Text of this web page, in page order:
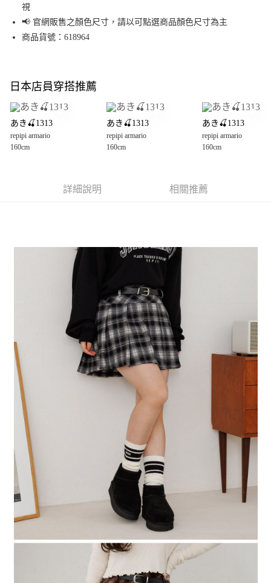
街口支付
悠遊付
全盈+PAY
大哥付你分期
【大哥付你分期使用說明】
1.本服務由台灣大哥大提供，台灣大哥大用戶可立即使用無須另外申請。
2.付款方式選擇「大哥付你分期」，訂單成立後會自動跳轉到大哥付的交易
3.實際核准額度、可分期數及費用金額請依後續交易確認頁面所載為準。
4.訂單成立30分鐘內，如未前往確認交易或遇審核未通過，訂單將自動取
醒簡訊。
2.透過簡訊連結打開帳單後，可選擇「超商條碼／台灣大直營門市／銀行轉
帳／街口支付／iPASS MONEY」等通路繳費。
1.本服務係由「台灣大哥大股份有限公司」（以下簡稱本公司）所提供，讓
用戶於交易時，得透過本服務購買商品或服務，並由商店將買賣／分期付款
買賣價金債權讓與本公司後，依約使用本公司帳單繳交帳款。
2.基於同意付款使用「大哥付你分期」之契約關係目的，商店將以您的個人
資料（包含姓名、電話或地址）提供予台灣大哥大進項蒐集、處理及利用，
由本公司與您本人進行分期帳單所需資料之確認、核對及更正。
3.完整用戶服務條款，請詳閱以下連結：
https://oppay.tw/userRule
AFTEE先享後付
１．於結帳方式選擇「AFTEE先享後付」後，將跳轉至「AFTEE先享後付」
結帳頁面，進行簡訊認證並確認金額後，即可完成結帳。
２．訂單成立數日內，您將收到繳費通知簡訊。
３．收到繳費通知簡訊後14天內，點擊此簡訊中的連結，可透過四大超商／
ATM／網路銀行／等多元方式進行付款，方視為交易完成。
※ 請注意：結帳手續完成當下不需立刻繳費，但若您需要取消訂單，請聯絡
購買商品的店家。未經商家同意取消之訂單仍視為有效，需透過AFTEE先享
後付繳納相關費用。
※ 交易是否成功請以「AFTEE先享後付 」之結帳頁面顯示為準，若有關於
是否繳費成功／繳費後需取消欲退款等相關疑問，請聯繫「AFTEE先享後付
客戶支援中心」
https://netprotections.freshdesk.com/support/home
【注意事項】
１．透過由恩沛科技股份有限公司提供之「AFTEE先享後付」服務完成之交
易，需依本服務之必要範圍內提供個人資料，並將交易相關給付款項請求債
權轉讓予恩沛科技股份有限公司。
２．關於個人資料處理事宜，請瀏覽以下網址：
https://aftee.tw/terms/#terms3
３．未成年的使用者請事先徵得法定代理人或監護人之同意方可使用
「AFTEE先享後付」，若未經同意申辦者引起之損失，本公司不負相關責
任。
４．使用「AFTEE先享後付」時，將依據個別帳號之用戶狀況，依本公司即
時審查核予不同之上限額度；若仍有額度不足之情形，本公司將視審查結果
請求用戶進行身份認證。
５．嚴禁一人註冊多個帳號或使用他人資訊註冊。若發現惡意使用之情形，
恩沛科技股份有限公司將有權停止該用戶之使用額度並採取法律行動。
每筆NT$80，滿NT$1,500(含以上)免運費
每筆NT$80，滿NT$1,500(含以上)免運費
付款後 7-11取貨
每筆NT$80，滿NT$1,500(含以上)免運費
宅配
每筆NT$80，滿NT$1,500(含以上)免運費
視
📢 官網販售之顏色尺寸，請以可點選商品顏色尺寸為主
商品貨號：618964
日本店員穿搭推薦
あき🍒1313
repipi armario
160cm
あき🍒1313
repipi armario
160cm
あき🍒1313
repipi armario
160cm
詳細說明 相關推薦